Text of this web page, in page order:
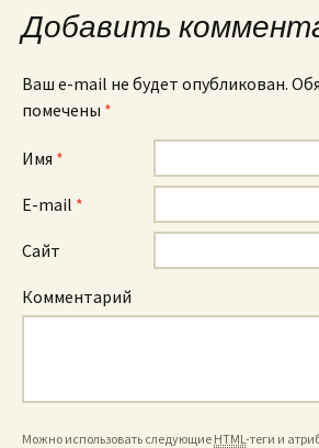
записям
Добавить
Ваш e-mail не будет опубликован.
помечены *
Имя *
E-mail *
Сайт
Комментарий
Можно использовать следующие HTML-теги и